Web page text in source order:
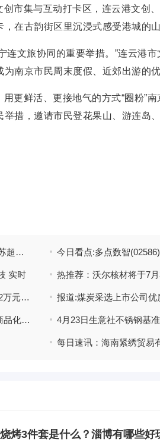
市集与互动打卡区，连云港文创
在古韵街区里沉浸式感受港城的
连文旅协同的重要举措。”连云港
南京市民周末度假、近郊出游的优
更鲜活、更接地气的方式“圈粉”
措，邀请市民登花果山、游连岛
大圣来宁！连云港文旅来南京推介，“跟着苏超游连云港”三大线路邀南京市民出游 快看点
实时
图解财报：广和通一季度归母净利润966.62万元，同比减少91.79% 报道:煤炭采选上市公司优
恒辉安防：柔性织物保护件已实现小批量商品化订单并形成销售
烤3件套是什么？淄博有哪些好